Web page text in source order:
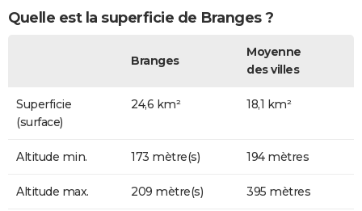
Quelle est la superficie de Branges ?
Branges
Moyenne
des villes
Superficie
(surface)
24,6 km² 18,1 km²
Altitude min. 173 mètre(s) 194 mètres
Altitude max. 209 mètre(s) 395 mètres